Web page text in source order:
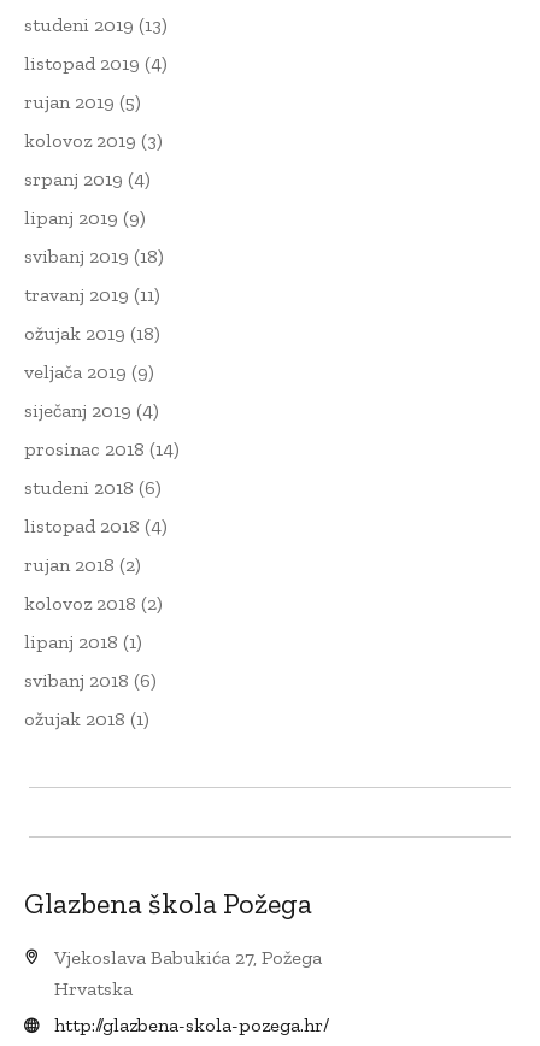
studeni 2019 (13)
listopad 2019 (4)
rujan 2019 (5)
kolovoz 2019 (3)
srpanj 2019 (4)
lipanj 2019 (9)
svibanj 2019 (18)
travanj 2019 (11)
ožujak 2019 (18)
veljača 2019 (9)
siječanj 2019 (4)
prosinac 2018 (14)
studeni 2018 (6)
listopad 2018 (4)
rujan 2018 (2)
kolovoz 2018 (2)
lipanj 2018 (1)
svibanj 2018 (6)
ožujak 2018 (1)
Glazbena škola Požega
Vjekoslava Babukića 27, Požega
Hrvatska
http://glazbena-skola-pozega.hr/